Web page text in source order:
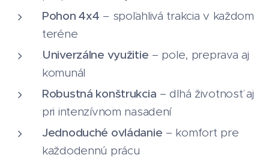
vybavený pohonomCarraro, 24
prevodovými stupňami vpred a
vzad, mechanickou prevodovkou s
konštantným záberom a radením
spiatočky na volante. Maximálna
nosnosť je 2650 kg (voliteľne 3200
kg). Verzia V spĺňa najnovšie
emisné normy EURO V. Traktor je k
Pohon 4x4 – spoľahlivá trakcia v každom
teréne
Univerzálne využitie – pole, preprava aj
komunál
Robustná konštrukcia – dlhá životnosť aj
pri intenzívnom nasadení
Jednoduché ovládanie – komfort pre
každodennú prácu